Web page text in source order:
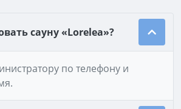
сауну «Lorelea»?
по телефону и